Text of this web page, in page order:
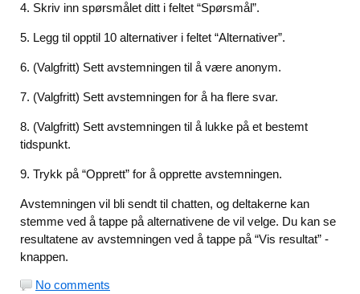
4. Skriv inn spørsmålet ditt i feltet “Spørsmål”.
5. Legg til opptil 10 alternativer i feltet “Alternativer”.
6. (Valgfritt) Sett avstemningen til å være anonym.
7. (Valgfritt) Sett avstemningen for å ha flere svar.
8. (Valgfritt) Sett avstemningen til å lukke på et bestemt
tidspunkt.
9. Trykk på “Opprett” for å opprette avstemningen.
Avstemningen vil bli sendt til chatten, og deltakerne kan
stemme ved å tappe på alternativene de vil velge. Du kan se
resultatene av avstemningen ved å tappe på “Vis resultat” -
knappen.
No comments